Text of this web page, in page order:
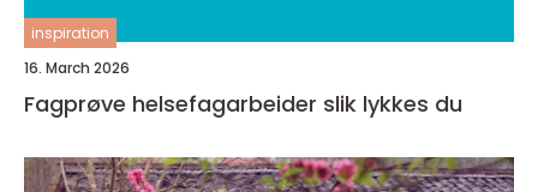
inspiration
16. March 2026
Fagprøve helsefagarbeider slik lykkes du